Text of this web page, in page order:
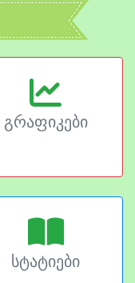
გრაფიკები
სტატიები